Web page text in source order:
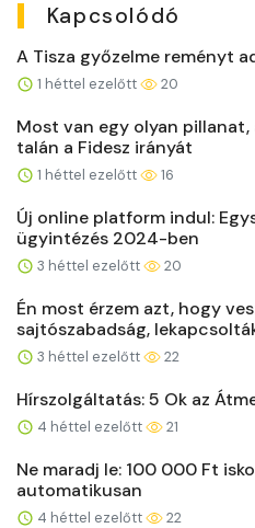
Kapcsolódó
A Tisza győzelme reményt
1 héttel ezelőtt 20
Most van egy olyan
talán a Fidesz irányát
1 héttel ezelőtt 16
Új online platform indul:
ügyintézés 2024-ben
3 héttel ezelőtt 20
Én most érzem azt, hogy
sajtószabadság,
3 héttel ezelőtt 22
Hírszolgáltatás: 5 Ok az
4 héttel ezelőtt 21
Ne maradj le: 100 000 Ft
automatikusan
4 héttel ezelőtt 22